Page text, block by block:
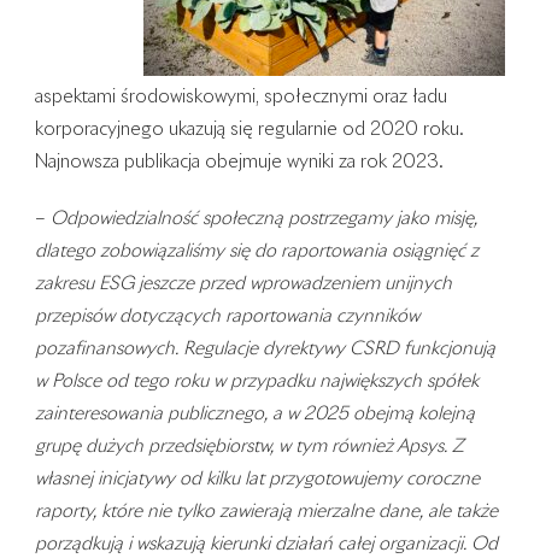
aspektami środowiskowymi, społecznymi oraz ładu
korporacyjnego ukazują się regularnie od 2020 roku.
Najnowsza publikacja obejmuje wyniki za rok 2023.
– Odpowiedzialność społeczną postrzegamy jako misję,
dlatego zobowiązaliśmy się do raportowania osiągnięć z
zakresu ESG jeszcze przed wprowadzeniem unijnych
przepisów dotyczących raportowania czynników
pozafinansowych. Regulacje dyrektywy CSRD funkcjonują
w Polsce od tego roku w przypadku największych spółek
zainteresowania publicznego, a w 2025 obejmą kolejną
grupę dużych przedsiębiorstw, w tym również Apsys. Z
własnej inicjatywy od kilku lat przygotowujemy coroczne
raporty, które nie tylko zawierają mierzalne dane, ale także
porządkują i wskazują kierunki działań całej organizacji. Od